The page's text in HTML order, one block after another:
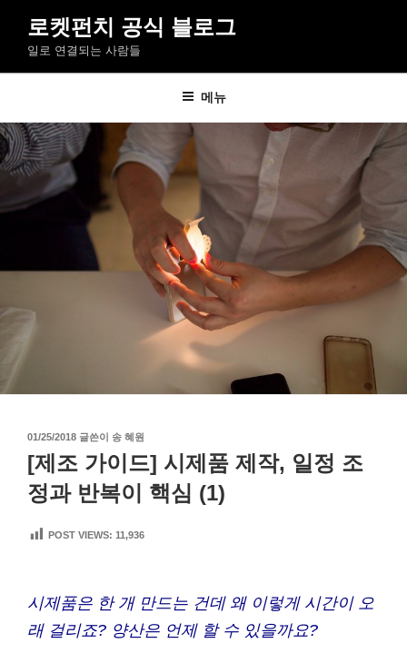
로
가
기
로켓펀치 공식 블로그
일로 연결되는 사람들
메뉴
작
일
자
01/25/2018 글쓴이 송 혜원
[제조 가이드] 시제품 제작, 일정 조
정과 반복이 핵심 (1)
POST VIEWS: 11,936
시제품은 한 개 만드는 건데 왜 이렇게 시간이 오
래 걸리죠? 양산은 언제 할 수 있을까요?